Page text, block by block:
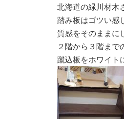
北海道の緑川材木
踏み板はゴツい感
質感をそのままに
２階から３階ま
蹴込板をホワイト